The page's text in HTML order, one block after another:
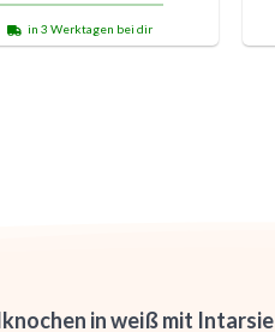
in 3 Werktagen bei dir
in weiß mit Intarsie